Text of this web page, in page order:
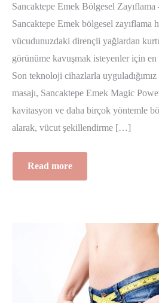
Sancaktepe Emek Bölgesel
Sancaktepe Emek bölgesel zayıflama
vücudunuzdaki dirençli yağlardan
görünüme kavuşmak isteyenler için
Son teknoloji cihazlarla
masajı, Sancaktepe Emek Magic
kavitasyon ve daha birçok yöntemle
alarak, vücut şekillendirme […]
Read more